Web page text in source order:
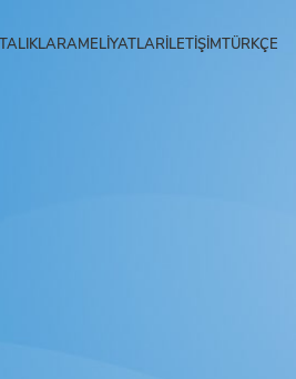
AMELIYATLARİLETIŞIMTÜRKÇE